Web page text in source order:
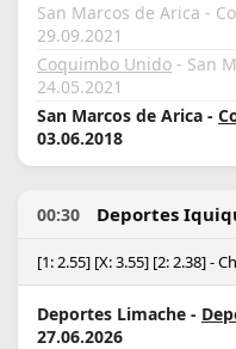
San Marcos de Arica -
29.09.2021
Coquimbo Unido - San
24.05.2021
San Marcos de Arica -
03.06.2018
00:30 Deportes
[1: 2.55] [X: 3.55] [2: 2.38] -
Deportes Limache -
27.06.2026